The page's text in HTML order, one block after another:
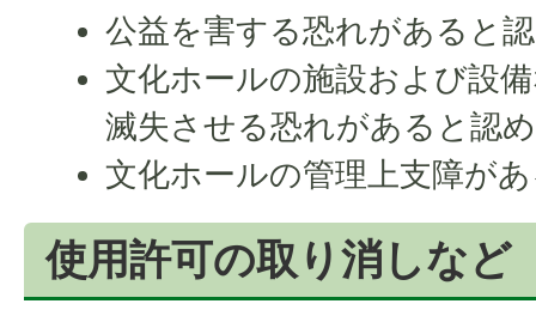
公益を害する恐れがあると
文化ホールの施設および設
滅失させる恐れがあると認
文化ホールの管理上支障が
使用許可の取り消しなど